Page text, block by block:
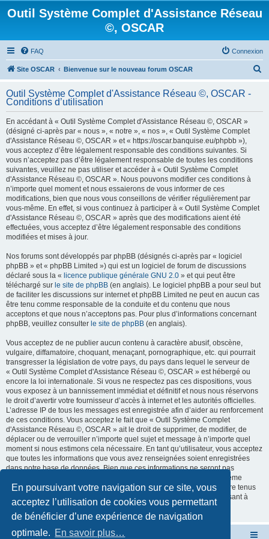
En poursuivant votre navigation sur ce site, vous
acceptez l’utilisation de cookies vous permettant
de bénéficier d’une expérience de navigation
optimale. En savoir plus…
Outil Système Complet d'Assistance Réseau
©, OSCAR
FAQ Connexion
Site OSCAR Bienvenue sur le nouveau forum OSCAR
h
Outil Système Complet d'Assistance Réseau ©, OSCAR -
Conditions d’utilisation
En accédant à « Outil Système Complet d'Assistance Réseau ©, OSCAR »
(désigné ci-après par « nous », « notre », « nos », « Outil Système Complet
d'Assistance Réseau ©, OSCAR » et « https://oscar.banquise.eu/phpbb »),
vous acceptez d’être légalement responsable des conditions suivantes. Si
vous n’acceptez pas d’être légalement responsable de toutes les conditions
suivantes, veuillez ne pas utiliser et accéder à « Outil Système Complet
d'Assistance Réseau ©, OSCAR ». Nous pouvons modifier ces conditions à
n’importe quel moment et nous essaierons de vous informer de ces
modifications, bien que nous vous conseillons de vérifier régulièrement par
vous-même. En effet, si vous continuez à participer à « Outil Système Complet
d'Assistance Réseau ©, OSCAR » après que des modifications aient été
effectuées, vous acceptez d’être légalement responsable des conditions
modifiées et mises à jour.
Nos forums sont développés par phpBB (désignés ci-après par « logiciel
phpBB » et « phpBB Limited ») qui est un logiciel de forum de discussions
déclaré sous la « licence publique générale GNU 2.0 » et qui peut être
téléchargé sur le site de phpBB (en anglais). Le logiciel phpBB a pour seul but
de faciliter les discussions sur internet et phpBB Limited ne peut en aucun cas
être tenu comme responsable de la conduite et du contenu que nous
acceptons et que nous n’acceptons pas. Pour plus d’informations concernant
phpBB, veuillez consulter le site de phpBB (en anglais).
Vous acceptez de ne publier aucun contenu à caractère abusif, obscène,
vulgaire, diffamatoire, choquant, menaçant, pornographique, etc. qui pourrait
transgresser la législation de votre pays, du pays dans lequel le serveur de
« Outil Système Complet d'Assistance Réseau ©, OSCAR » est hébergé ou
encore la loi internationale. Si vous ne respectez pas ces dispositions, vous
vous exposez à un bannissement immédiat et définitif et nous nous réservons
le droit d’avertir votre fournisseur d’accès à internet et les autorités officielles.
L’adresse IP de tous les messages est enregistrée afin d’aider au renforcement
de ces conditions. Vous acceptez le fait que « Outil Système Complet
d'Assistance Réseau ©, OSCAR » ait le droit de supprimer, de modifier, de
déplacer ou de verrouiller n’importe quel sujet et message à n’importe quel
moment si nous estimons cela nécessaire. En tant qu’utilisateur, vous acceptez
que toutes les informations que vous avez renseignées soient enregistrées
dans notre base de données. Bien que ces informations ne seront pas
diffusées à une tierce partie sans votre consentement, ni « Outil Système
Complet d'Assistance Réseau ©, OSCAR », ni phpBB, ne pourront être tenus
comme responsables en cas de tentative de piratage informatique visant à
compromettre vos données.
Site OSCAR Bienvenue sur le nouveau forum OSCAR